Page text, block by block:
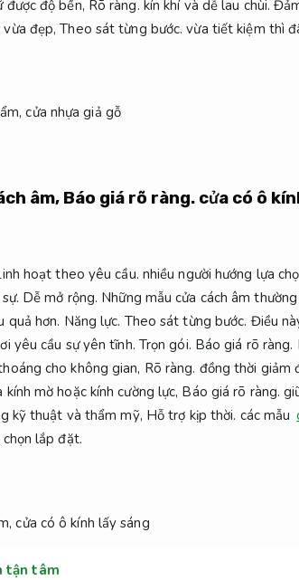
được độ bền, Rõ ràng. kín khí và dễ lau chùi.
vừa đẹp,Theo sát từng bước. vừa tiết kiệm thì
âm, Báo giá rõ ràng.cửa có ô
hoạt theo yêu cầu. nhiều người hướng lựa
Dễ mở rộng. Những mẫu cửa cách âm
quả hơn. Năng lực. Theo sát từng bước. Điều
yêu cầu sự yên tĩnh. Trọn gói. Báo giá rõ ràng.
cho không gian, Rõ ràng. đồng thời giảm
mờ hoặc kính cường lực, Báo giá rõ ràng.
kỹ thuật và thẩm mỹ, Hỗ trợ kịp thời. các mẫu
lắp đặt.
tận tâm